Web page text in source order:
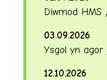
Diwrnod
03.09.2026
Ysgol yn agor
12.10.2026